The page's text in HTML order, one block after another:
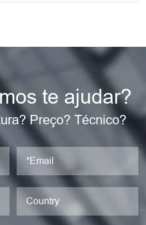
te ajudar?
Preço? Técnico?